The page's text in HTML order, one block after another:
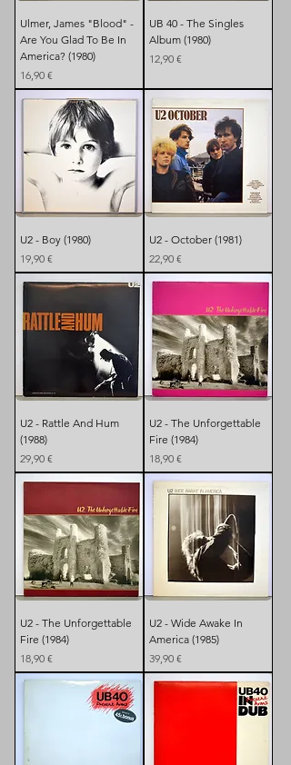
Ulmer, James "Blood" -
Are You Glad To Be In
America? (1980)
Preis
16,90 €
UB 40 - The Singles
Album (1980)
Preis
12,90 €
U2 - Boy (1980)
Preis
19,90 €
U2 - October (1981)
Preis
22,90 €
U2 - Rattle And Hum
(1988)
Preis
29,90 €
U2 - The Unforgettable
Fire (1984)
Preis
18,90 €
U2 - The Unforgettable
Fire (1984)
Preis
18,90 €
U2 - Wide Awake In
America (1985)
Preis
39,90 €